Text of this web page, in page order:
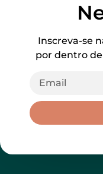
Inscreva-se
por dentro de